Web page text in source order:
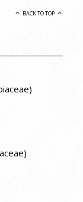
BACK TO TOP